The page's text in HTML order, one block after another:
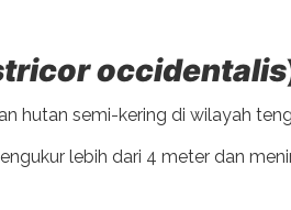
occidentalis
hutan semi-kering di wilayah
lebih dari 4 meter dan